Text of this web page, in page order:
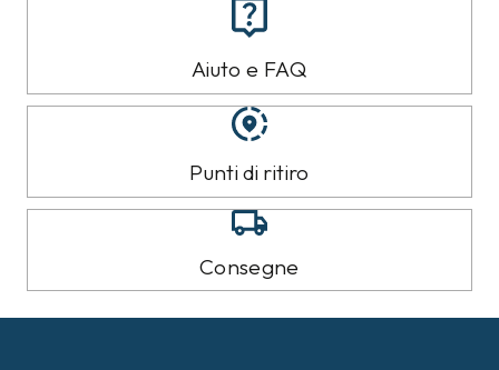
Aiuto e FAQ
Punti di ritiro
Consegne